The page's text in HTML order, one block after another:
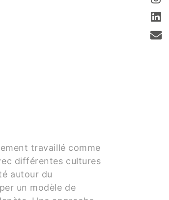
travaillé comme
différentes cultures
autour du
un modèle de